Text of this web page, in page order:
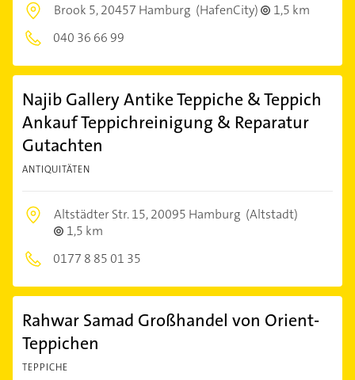
Brook 5,20457 Hamburg (HafenCity)
1,5 km
040 36 66 99
Najib Gallery Antike Teppiche & Teppich
Ankauf Teppichreinigung & Reparatur
Gutachten
ANTIQUITÄTEN
Altstädter Str. 15,20095 Hamburg (Altstadt)
1,5 km
0177 8 85 01 35
Rahwar Samad Großhandel von Orient-
Teppichen
TEPPICHE